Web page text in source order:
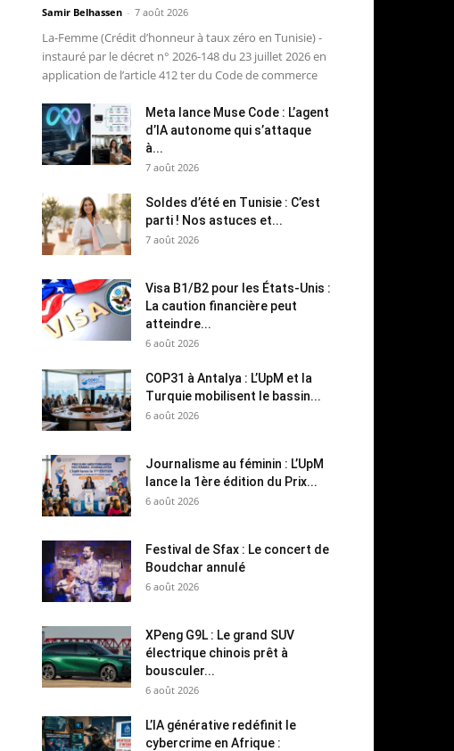
Samir Belhassen - 7 août 2026
La-Femme (Crédit d’honneur à taux zéro en Tunisie) -
instauré par le décret n° 2026-148 du 23 juillet 2026 en
application de l’article 412 ter du Code de commerce
Meta lance Muse Code : L’agent
d’IA autonome qui s’attaque
à...
7 août 2026
Soldes d’été en Tunisie : C’est
parti ! Nos astuces et...
7 août 2026
Visa B1/B2 pour les États-Unis :
La caution financière peut
atteindre...
6 août 2026
COP31 à Antalya : L’UpM et la
Turquie mobilisent le bassin...
6 août 2026
Journalisme au féminin : L’UpM
lance la 1ère édition du Prix...
6 août 2026
Festival de Sfax : Le concert de
Boudchar annulé
6 août 2026
XPeng G9L : Le grand SUV
électrique chinois prêt à
bousculer...
6 août 2026
L’IA générative redéfinit le
cybercrime en Afrique :